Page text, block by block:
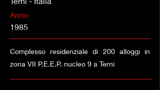
Anno
1985
Complesso residenziale di 200 alloggi in
zona VII P.E.E.P. nucleo 9 a Terni